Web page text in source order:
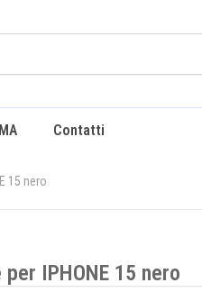
Contatti
15 nero
IPHONE 15 nero